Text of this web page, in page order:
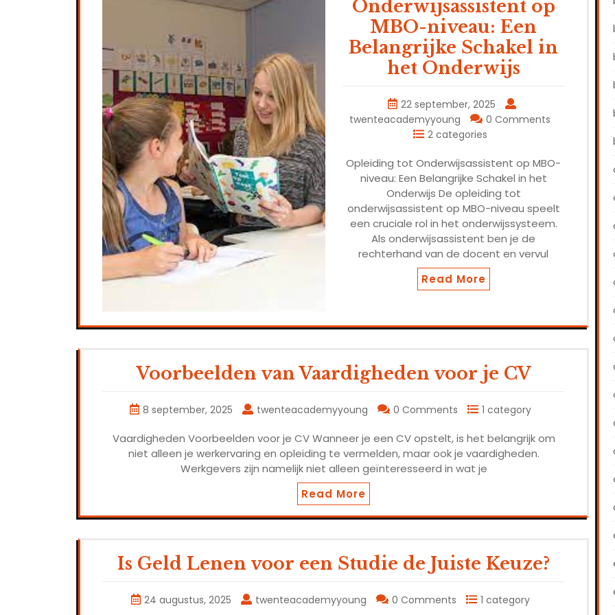
Onderwijsassistent op
MBO-niveau: Een
Belangrijke Schakel in
het Onderwijs
22 september, 2025
twenteacademyyoung
0 Comments
2 categories
Opleiding tot Onderwijsassistent op MBO-
niveau: Een Belangrijke Schakel in het
Onderwijs De opleiding tot
onderwijsassistent op MBO-niveau speelt
een cruciale rol in het onderwijssysteem.
Als onderwijsassistent ben je de
rechterhand van de docent en vervul
Read More
Voorbeelden van Vaardigheden voor je CV
8 september, 2025 twenteacademyyoung 0 Comments 1 category
Vaardigheden Voorbeelden voor je CV Wanneer je een CV opstelt, is het belangrijk om
niet alleen je werkervaring en opleiding te vermelden, maar ook je vaardigheden.
Werkgevers zijn namelijk niet alleen geïnteresseerd in wat je
Read More
Is Geld Lenen voor een Studie de Juiste Keuze?
24 augustus, 2025 twenteacademyyoung 0 Comments 1 category